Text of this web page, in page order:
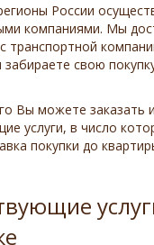
России
компаниями. Мы
транспортной
забираете свою
Вы можете заказать и
услуги, в число
покупки до